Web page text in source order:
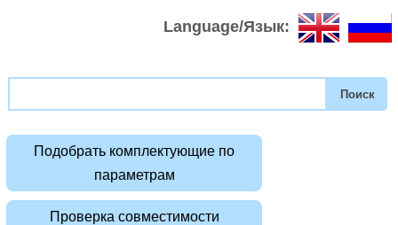
Language/Язык:
Подобрать комплектующие по
параметрам
Проверка совместимости